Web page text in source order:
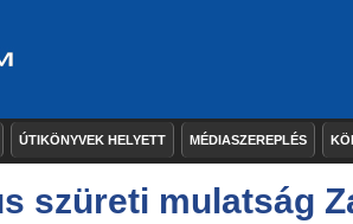
ÚTIKÖNYVEK HELYETT MÉDIASZEREPLÉS
szüreti mulatság